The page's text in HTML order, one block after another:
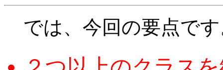
では、今回の要点で